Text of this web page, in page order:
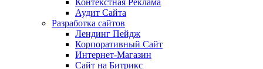
Контекстная Реклама
Аудит Сайта
Разработка сайтов
Лендинг Пейдж
Корпоративный Сайт
Интернет-Магазин
Сайт на Битрикс